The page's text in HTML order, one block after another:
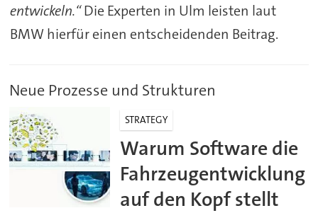
entwickeln.“Die Experten in Ulm leisten laut
BMW hierfür einen entscheidenden Beitrag.
Neue Prozesse und Strukturen
STRATEGY
Warum Software die
Fahrzeugentwicklung
auf den Kopf stellt